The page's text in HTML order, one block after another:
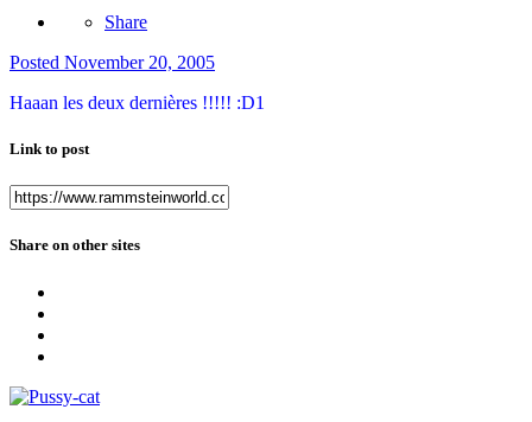
Share
Posted November 20, 2005
Haaan les deux dernières !!!!! :D1
Link to post
Share on other sites